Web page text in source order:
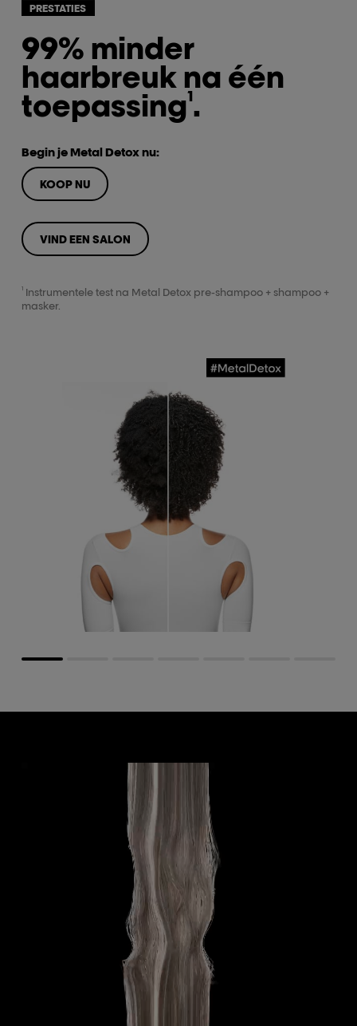
PRESTATIES
99% minder
haarbreuk na één
toepassing1.
Begin je Metal Detox nu:
KOOP NU
VIND EEN SALON
1Instrumentele test na Metal Detox pre-shampoo + shampoo +
masker.